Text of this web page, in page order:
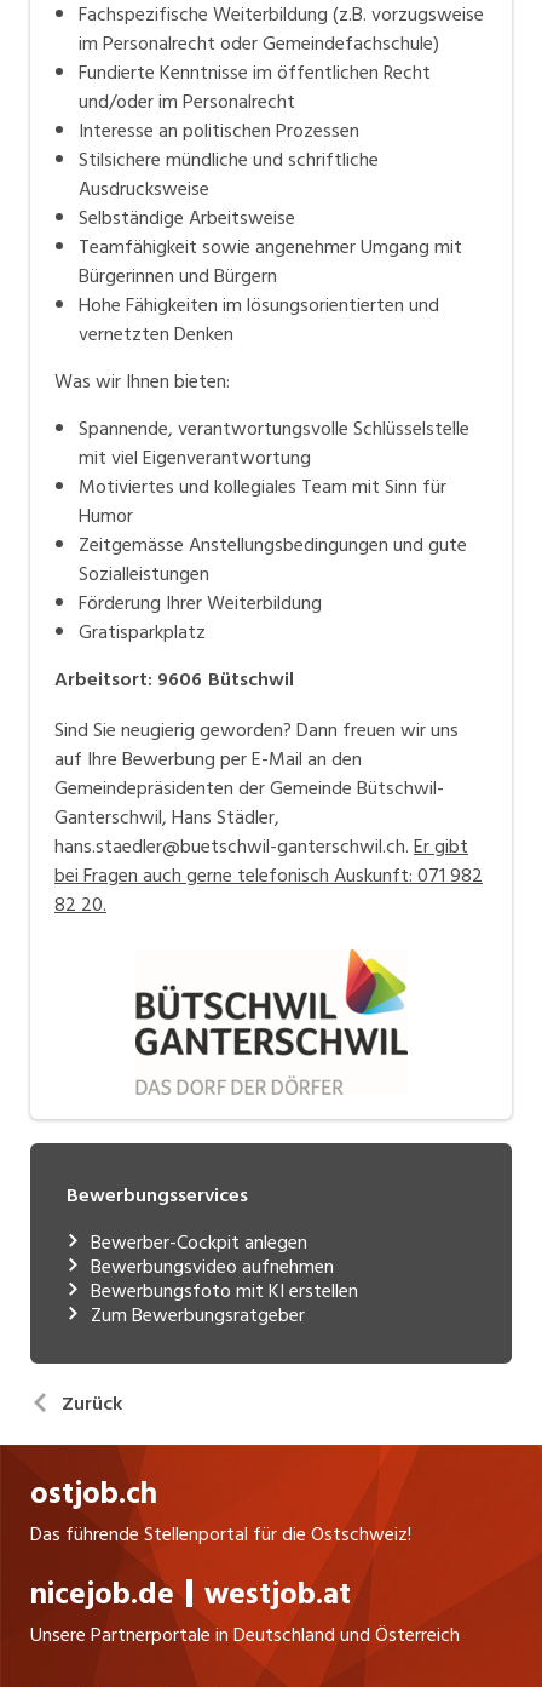
Fachspezifische Weiterbildung (z.B. vorzugsweise
im Personalrecht oder Gemeindefachschule)
Fundierte Kenntnisse im öffentlichen Recht
und/oder im Personalrecht
Interesse an politischen Prozessen
Stilsichere mündliche und schriftliche
Ausdrucksweise
Selbständige Arbeitsweise
Teamfähigkeit sowie angenehmer Umgang mit
Bürgerinnen und Bürgern
Hohe Fähigkeiten im lösungsorientierten und
vernetzten Denken
Was wir Ihnen bieten:
Spannende, verantwortungsvolle Schlüsselstelle
mit viel Eigenverantwortung
Motiviertes und kollegiales Team mit Sinn für
Humor
Zeitgemässe Anstellungsbedingungen und gute
Sozialleistungen
Förderung Ihrer Weiterbildung
Gratisparkplatz
Arbeitsort: 9606 Bütschwil
Sind Sie neugierig geworden? Dann freuen wir uns
auf Ihre Bewerbung per E-Mail an den
Gemeindepräsidenten der Gemeinde Bütschwil-
Ganterschwil, Hans Städler,
hans.staedler@buetschwil-ganterschwil.ch.Er gibt
bei Fragen auch gerne telefonisch Auskunft: 071 982
82 20.
Bewerbungsservices
Bewerber-Cockpit anlegen
Bewerbungsvideo aufnehmen
Bewerbungsfoto mit KI erstellen
Zum Bewerbungsratgeber
Zurück
ostjob.ch
Das führende Stellenportal für die Ostschweiz!
nicejob.de westjob.at
Unsere Partnerportale in Deutschland und Österreich